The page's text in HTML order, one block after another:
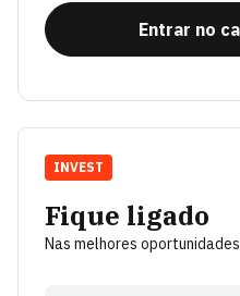
Entrar no
Fique ligado
Nas melhores
INVEST